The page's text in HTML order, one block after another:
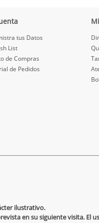
tus Datos
List
de Compras
de Pedidos
ilustrativo.
en su siguiente visita.